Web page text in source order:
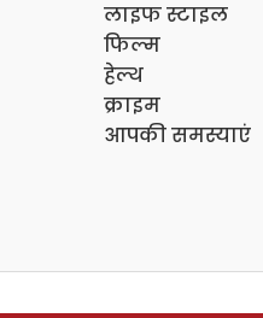
लाइफ स्टाइल
फिल्म
हेल्थ
क्राइम
आपकी समस्याएं